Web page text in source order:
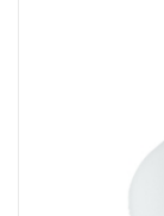
GIFTS &
HEALTHY LIVING
LATEST